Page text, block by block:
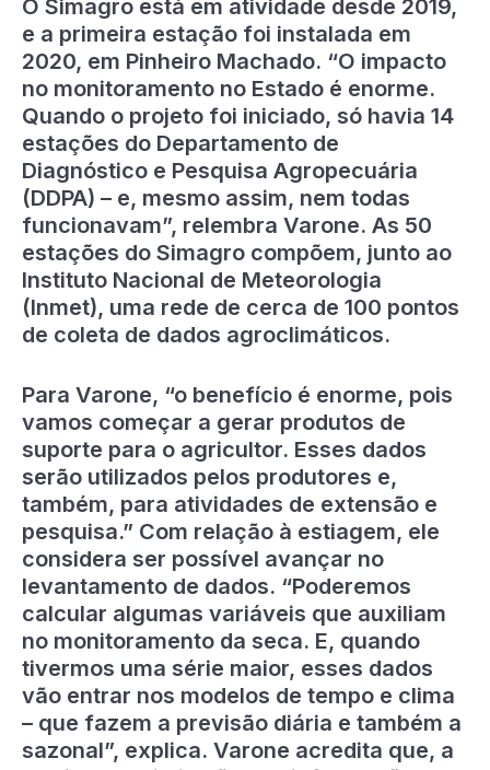
O Simagro está em atividade desde 2019,
e a primeira estação foi instalada em
2020, em Pinheiro Machado. “O impacto
no monitoramento no Estado é enorme.
Quando o projeto foi iniciado, só havia 14
estações do Departamento de
Diagnóstico e Pesquisa Agropecuária
(DDPA) – e, mesmo assim, nem todas
funcionavam”, relembra Varone. As 50
estações do Simagro compõem, junto ao
Instituto Nacional de Meteorologia
(Inmet), uma rede de cerca de 100 pontos
de coleta de dados agroclimáticos.
Para Varone, “o benefício é enorme, pois
vamos começar a gerar produtos de
suporte para o agricultor. Esses dados
serão utilizados pelos produtores e,
também, para atividades de extensão e
pesquisa.” Com relação à estiagem, ele
considera ser possível avançar no
levantamento de dados. “Poderemos
calcular algumas variáveis que auxiliam
no monitoramento da seca. E, quando
tivermos uma série maior, esses dados
vão entrar nos modelos de tempo e clima
– que fazem a previsão diária e também a
sazonal”, explica. Varone acredita que, a